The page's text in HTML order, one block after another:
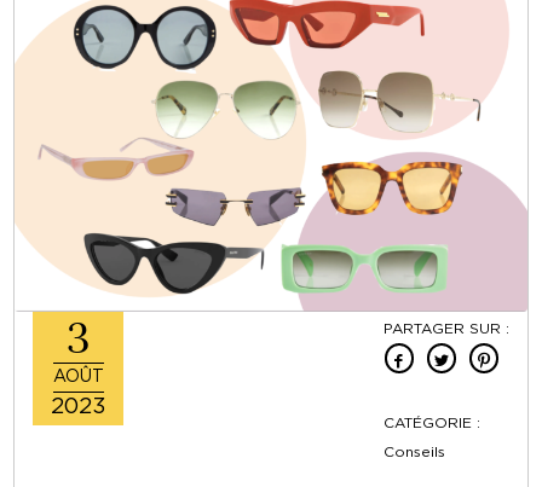
3
AOÛT
2023
PARTAGER SUR :
CATÉGORIE :
Conseils